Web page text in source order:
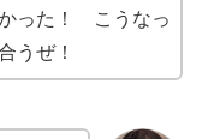
った！ こうなっ
うぜ！